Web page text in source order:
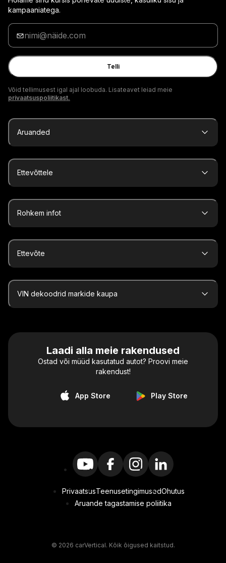
kampaaniatega.
Sisesta
oma
e-
posti
aadress
Telli
Võid tellimusest igal ajal loobuda. Lisateavet leiad meie
privaatsuspoliitikast.
Aruanded
Ettevõttele
Rohkem infot
Ettevõte
VIN dekoodrid markide kaupa
Laadi alla meie rakendused
Ostad või müüd kasutatud autot? Proovi meie
rakendust!
App Store Play Store
PrivaatsusTeenusetingimusedOhutus
Aruande tagastamise poliitika
© 2026 carVertical. Kõik õigused kaitstud.